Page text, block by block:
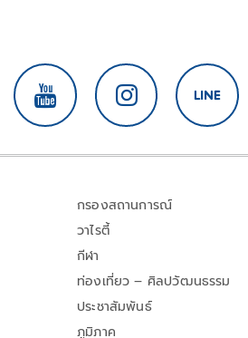
กรองสถานการณ์
วาไรตี้
กีฬา
ท่องเที่ยว – ศิลปวัฒนธรรม
ประชาสัมพันธ์
ภูมิภาค